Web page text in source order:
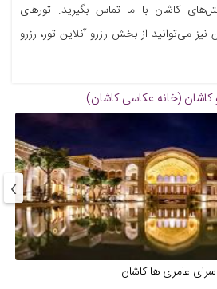
کاشان با ما تماس بگیرید. تورهای
نیز می‌توانید از بخش رزرو آنلاین تور، رزرو
کاشان (خانه عکاسی کاشان)
عامری ها کاشان
›